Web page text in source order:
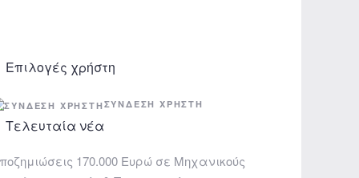
Επιλογές χρήστη
ΣΎΝΔΕΣΗ ΧΡΉΣΤΗ
Τελευταία νέα
170.000 Ευρώ σε Μηχανικούς